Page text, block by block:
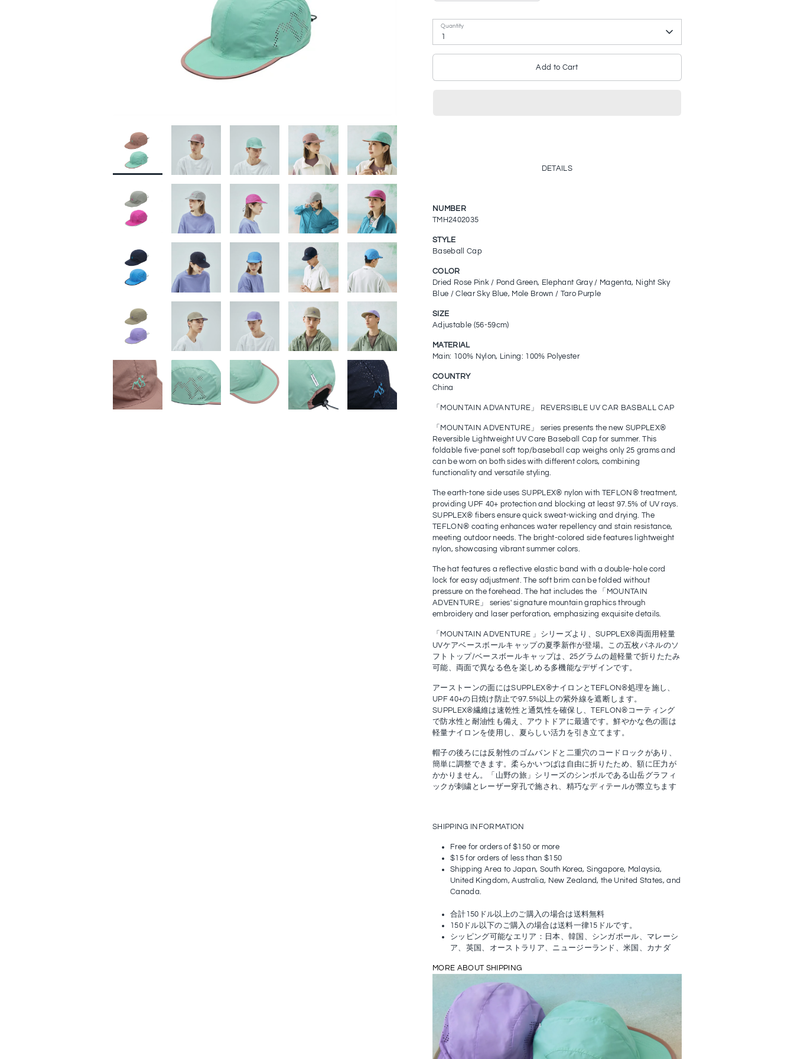
Quantity
1
Add to Cart
DETAILS
NUMBER
TMH2402035
STYLE
Baseball Cap
COLOR
Dried Rose Pink / Pond Green, Elephant Gray / Magenta, Night Sky
Blue / Clear Sky Blue, Mole Brown / Taro Purple
SIZE
Adjustable (56-59cm)
MATERIAL
Main: 100% Nylon, Lining: 100% Polyester
COUNTRY
China
「MOUNTAIN ADVANTURE」 REVERSIBLE UV CAR BASBALL CAP
「MOUNTAIN ADVENTURE」 series presents the new SUPPLEX®
Reversible Lightweight UV Care Baseball Cap for summer. This
foldable five-panel soft top/baseball cap weighs only 25 grams and
can be worn on both sides with different colors, combining
functionality and versatile styling.
The earth-tone side uses SUPPLEX® nylon with TEFLON® treatment,
providing UPF 40+ protection and blocking at least 97.5% of UV rays.
SUPPLEX® fibers ensure quick sweat-wicking and drying. The
TEFLON® coating enhances water repellency and stain resistance,
meeting outdoor needs. The bright-colored side features lightweight
nylon, showcasing vibrant summer colors.
The hat features a reflective elastic band with a double-hole cord
lock for easy adjustment. The soft brim can be folded without
pressure on the forehead. The hat includes the 「MOUNTAIN
ADVENTURE」 series' signature mountain graphics through
embroidery and laser perforation, emphasizing exquisite details.
「MOUNTAIN ADVENTURE 」シリーズより、SUPPLEX®両面用軽量
UVケアベースボールキャップの夏季新作が登場。この五枚パネルのソ
フトトップ/ベースボールキャップは、25グラムの超軽量で折りたたみ
可能、両面で異なる色を楽しめる多機能なデザインです。
アーストーンの面にはSUPPLEX®ナイロンとTEFLON®処理を施し、
UPF 40+の日焼け防止で97.5%以上の紫外線を遮断します。
SUPPLEX®繊維は速乾性と通気性を確保し、TEFLON®コーティング
で防水性と耐油性も備え、アウトドアに最適です。鮮やかな色の面は
軽量ナイロンを使用し、夏らしい活力を引き立てます。
帽子の後ろには反射性のゴムバンドと二重穴のコードロックがあり、
簡単に調整できます。柔らかいつばは自由に折りたため、額に圧力が
かかりません。「山野の旅」シリーズのシンボルである山岳グラフィ
ックが刺繍とレーザー穿孔で施され、精巧なディテールが際立ちます
SHIPPING INFORMATION
Free for orders of $150 or more
$15 for orders of less than $150
Shipping Area to Japan, South Korea, Singapore, Malaysia,
United Kingdom, Australia, New Zealand, the United States, and
Canada.
合計150ドル以上のご購入の場合は送料無料
150ドル以下のご購入の場合は送料一律15ドルです。
シッピング可能なエリア：日本、韓国、シンガポール、マレーシ
ア、英国、オーストラリア、ニュージーランド、米国、カナダ
MORE ABOUT SHIPPING